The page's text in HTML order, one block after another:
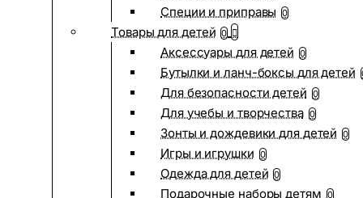
Специи и приправы 0
Товары для детей 0
Аксессуары для детей 0
Бутылки и ланч-боксы для детей
Для безопасности детей 0
Для учебы и творчества 0
Зонты и дождевики для детей 0
Игры и игрушки 0
Одежда для детей 0
Подарочные наборы детям 0